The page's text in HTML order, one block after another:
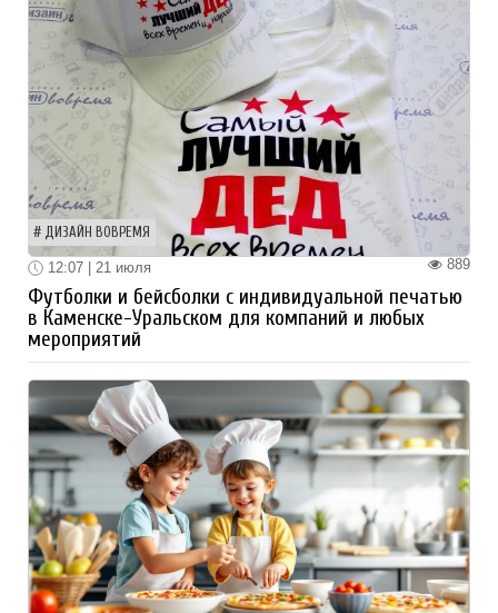
ДИЗАЙН ВОВРЕМЯ
889
12:07 | 21 июля
Футболки и бейсболки с индивидуальной печатью
в Каменске-Уральском для компаний и любых
мероприятий